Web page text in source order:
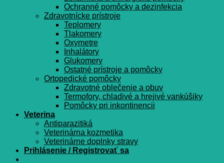
Ochranné pomôcky a dezinfekcia
Zdravotnícke prístroje
Teplomery
Tlakomery
Oxymetre
Inhalátory
Glukomery
Ostatné prístroje a pomôcky
Ortopedické pomôcky
Zdravotné oblečenie a obuv
Termofory, chladivé a hrejivé vankúšiky
Pomôcky pri inkontinencii
Veterina
Antiparazitiká
Veterinárna kozmetika
Veterinárne doplnky stravy
Prihlásenie / Registrovať sa